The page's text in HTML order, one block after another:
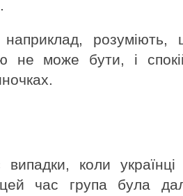
розуміють,
не може бути, і
випадки, коли
час група була